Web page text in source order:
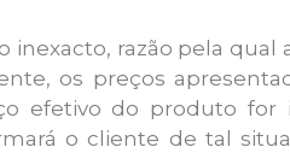
razão pela qual
os preços
efetivo do produto for
o cliente de tal